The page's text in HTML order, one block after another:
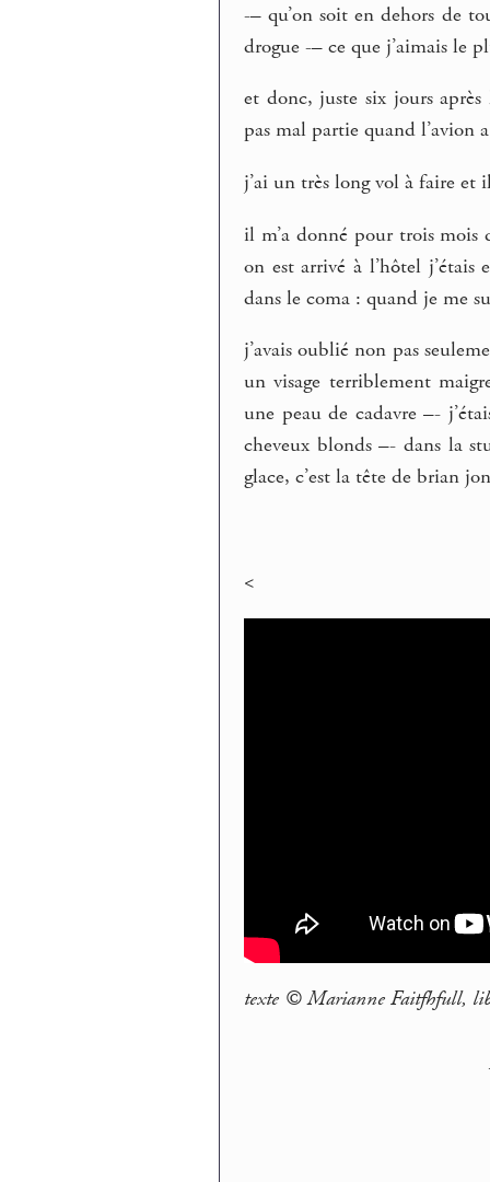
-– qu’on soit en dehors de
drogue -– ce que j’aimais le
et donc, juste six jours
pas mal partie quand l’avion
j’ai un très long vol à faire et
il m’a donné pour trois
on est arrivé à l’hôtel
dans le coma : quand je me
j’avais oublié non pas
un visage terriblement
une peau de cadavre –-
cheveux blonds –- dans la
glace, c’est la tête de brian
<
texte © Marianne Faitfhfull,